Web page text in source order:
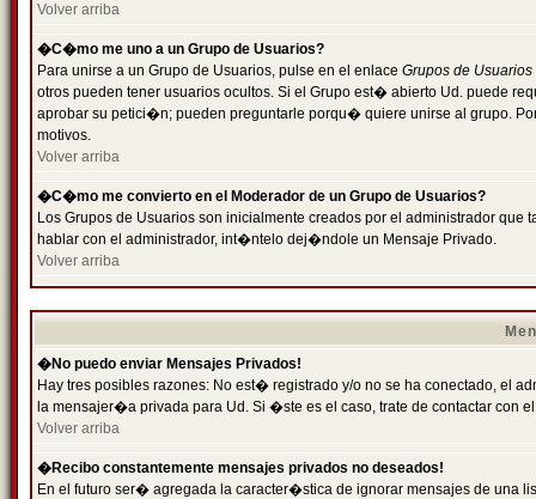
Volver arriba
�C�mo me uno a un Grupo de Usuarios?
Para unirse a un Grupo de Usuarios, pulse en el enlace Grupos de Usuarios
otros pueden tener usuarios ocultos. Si el Grupo est� abierto Ud. puede
aprobar su petici�n; pueden preguntarle porqu� quiere unirse al grupo.
motivos.
Volver arriba
�C�mo me convierto en el Moderador de un Grupo de Usuarios?
Los Grupos de Usuarios son inicialmente creados por el administrador
hablar con el administrador, int�ntelo dej�ndole un Mensaje Privado.
Volver arriba
�No puedo enviar Mensajes Privados!
Hay tres posibles razones: No est� registrado y/o no se ha conectado, el
la mensajer�a privada para Ud. Si �ste es el caso, trate de contactar con
Volver arriba
�Recibo constantemente mensajes privados no deseados!
En el futuro ser� agregada la caracter�stica de ignorar mensajes de una